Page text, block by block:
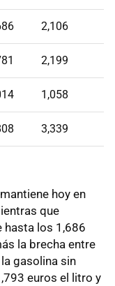
2,106
2,199
1,058
3,339
hoy en
que
hasta los 1,686
la brecha entre
gasolina sin
euros el litro y